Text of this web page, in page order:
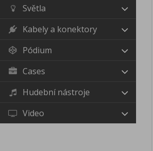
Světla
Kabely a konektory
Pódium
Cases
Hudební nástroje
Video